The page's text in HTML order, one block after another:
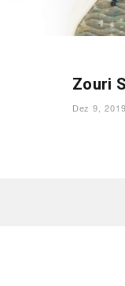
Zouri
Dez 9, 2019